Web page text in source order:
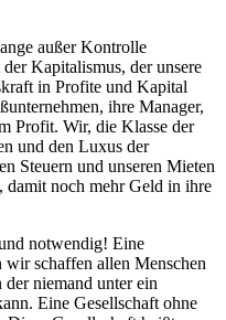
außer Kontrolle
der Kapitalismus, der unsere
in Profite und Kapital
ihre Manager,
Profit. Wir, die Klasse der
und den Luxus der
Steuern und unseren Mieten
damit noch mehr Geld in ihre
notwendig! Eine
schaffen allen Menschen
niemand unter ein
Eine Gesellschaft ohne